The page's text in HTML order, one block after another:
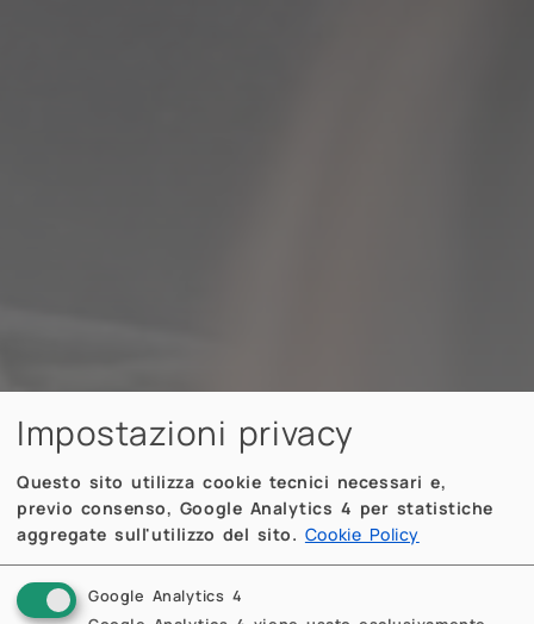
Impostazioni privacy
Questo sito utilizza cookie tecnici necessari e,
previo consenso, Google Analytics 4 per statistiche
aggregate sull'utilizzo del sito. Cookie Policy
Google Analytics 4